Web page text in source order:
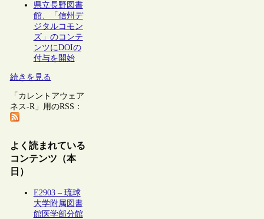
県立長野図書
館、「信州デ
ジタルコモン
ズ」のコンテ
ンツにDOIの
付与を開始
続きを見る
「カレントアウェア
ネス-R」用のRSS：
よく読まれている
コンテンツ（本
日）
E2903 – 琉球
大学附属図書
館医学部分館